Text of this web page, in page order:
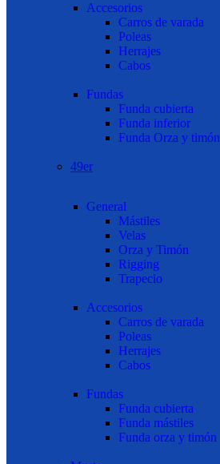
Accesorios
Carros de varada
Poleas
Herrajes
Cabos
Fundas
Funda cubierta
Funda inferior
Funda Orza y timón
49er
General
Mástiles
Velas
Orza y Timón
Rigging
Trapecio
Accesorios
Carros de varada
Poleas
Herrajes
Cabos
Fundas
Funda cubierta
Funda mástiles
Funda orza y timón